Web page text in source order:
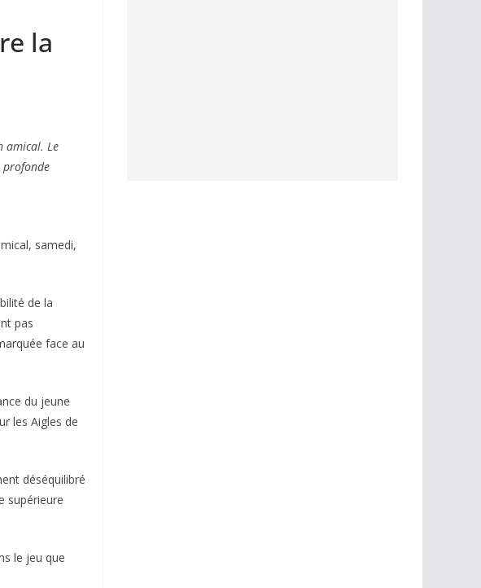
la
amical. Le
profonde
samedi,
de la
pas
face au
du jeune
les Aigles de
déséquilibré
supérieure
le jeu que